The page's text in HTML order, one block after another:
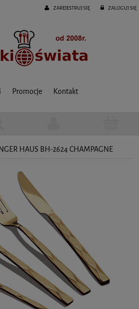
ZAREJESTRUJ SIĘ ZALOGUJ SIĘ
Promocje
Kontakt
HAUS BH-2624 CHAMPAGNE